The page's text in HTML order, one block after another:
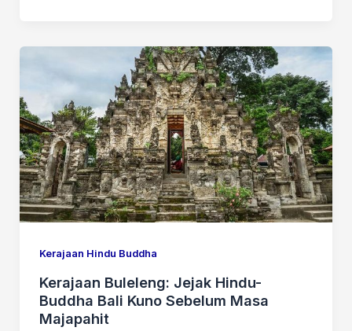
Kerajaan Hindu Buddha
Kerajaan Buleleng: Jejak Hindu-
Buddha Bali Kuno Sebelum Masa
Majapahit